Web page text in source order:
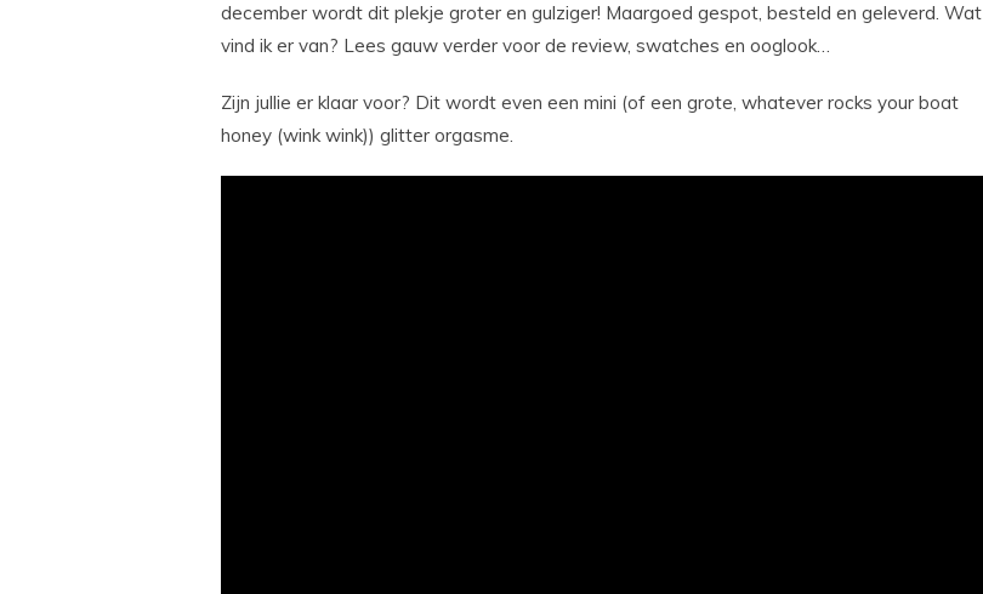
december wordt dit plekje groter en gulziger! Maargoed gespot, besteld en geleverd. Wat
vind ik er van? Lees gauw verder voor de review, swatches en ooglook…
Zijn jullie er klaar voor? Dit wordt even een mini (of een grote, whatever rocks your boat
honey (wink wink)) glitter orgasme.